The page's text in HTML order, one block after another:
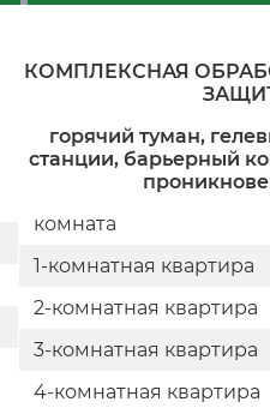
КОМПЛЕКСНАЯ
горячий туман,
станции, барьерный
комната
1-комнатная квартира
2-комнатная квартира
3-комнатная квартира
4-комнатная квартира